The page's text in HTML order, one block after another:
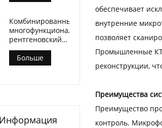
обеспечивает
внутренние
позволяет
Промышленные
реконструкции,
Преимущества
Преимущество
контроль.
Комбинированный
многофункциональный
рентгеновский
дифрактометр
АЛ-Y3500
Больше